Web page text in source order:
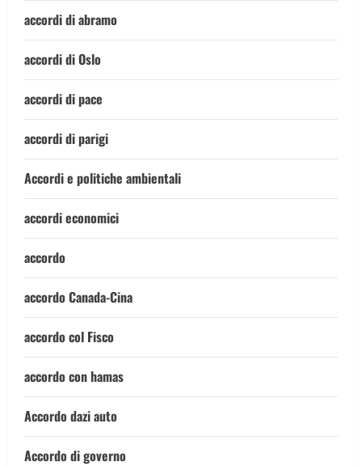
accordi di abramo
accordi di Oslo
accordi di pace
accordi di parigi
Accordi e politiche ambientali
accordi economici
accordo
accordo Canada-Cina
accordo col Fisco
accordo con hamas
Accordo dazi auto
Accordo di governo